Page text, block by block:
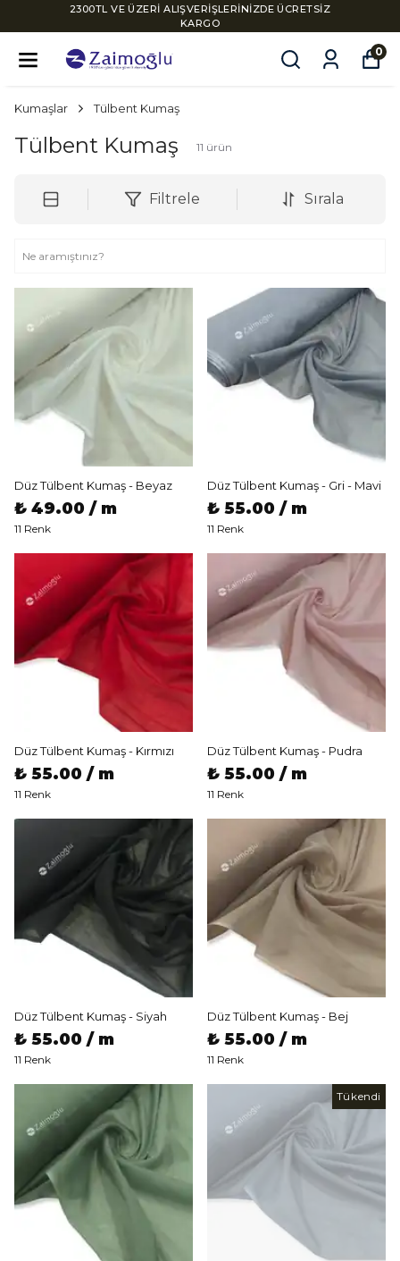
2300TL VE ÜZERİ ALIŞVERİŞLERİNİZDE ÜCRETSİZ
KARGO
0
Kumaşlar Tülbent Kumaş
Tülbent Kumaş 11 ürün
Filtrele Sırala
Düz Tülbent Kumaş - Beyaz
₺ 49.00 / m
11 Renk
Düz Tülbent Kumaş - Gri - Mavi
₺ 55.00 / m
11 Renk
Düz Tülbent Kumaş - Kırmızı
₺ 55.00 / m
11 Renk
Düz Tülbent Kumaş - Pudra
₺ 55.00 / m
11 Renk
Düz Tülbent Kumaş - Siyah
₺ 55.00 / m
11 Renk
Düz Tülbent Kumaş - Bej
₺ 55.00 / m
11 Renk
Tükendi